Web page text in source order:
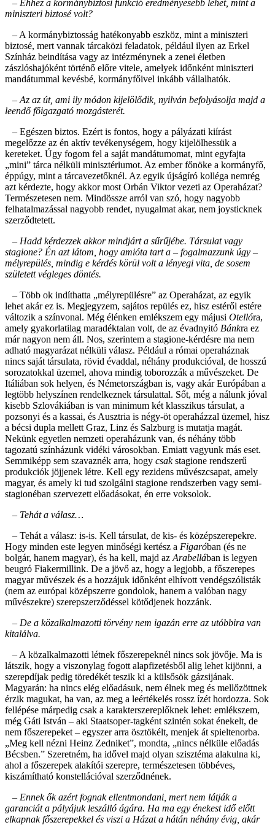
– Ehhez a kormánybiztosi funkció eredményesebb lehet, mint a
miniszteri biztosé volt?
– A kormánybiztosság hatékonyabb eszköz, mint a miniszteri
biztosé, mert vannak tárcaközi feladatok, például ilyen az Erkel
Színház beindítása vagy az intézménynek a zenei életben
zászlóshajóként történő előre vitele, amelyek időnként miniszteri
mandátummal kevésbé, kormányfőivel inkább vállalhatók.
– Az az út, ami ily módon kijelölődik, nyilván befolyásolja majd a
leendő főigazgató mozgásterét.
– Egészen biztos. Ezért is fontos, hogy a pályázati kiírást
megelőzze az én aktív tevékenységem, hogy kijelölhessük a
kereteket. Úgy fogom fel a saját mandátumomat, mint egyfajta
„mini” tárca nélküli minisztériumot. Az ember főnöke a kormányfő,
éppúgy, mint a tárcavezetőknél. Az egyik újságíró kolléga nemrég
azt kérdezte, hogy akkor most Orbán Viktor vezeti az Operaházat?
Természetesen nem. Mindössze arról van szó, hogy nagyobb
felhatalmazással nagyobb rendet, nyugalmat akar, nem joysticknek
szerződtetett.
– Hadd kérdezzek akkor mindjárt a sűrűjébe. Társulat vagy
stagione? Én azt látom, hogy amióta tart a – fogalmazzunk úgy –
mélyrepülés, mindig e kérdés körül volt a lényegi vita, de sosem
született végleges döntés.
– Több ok indíthatta „mélyrepülésre” az Operaházat, az egyik
lehet akár ez is. Megjegyzem, sajátos repülés ez, hisz estéről estére
változik a színvonal. Még élénken emlékszem egy májusi Otellóra,
amely gyakorlatilag maradéktalan volt, de az évadnyitó Bánkra ez
már nagyon nem áll. Nos, szerintem a stagione-kérdésre ma nem
adható magyarázat nélküli válasz. Például a római operaháznak
nincs saját társulata, rövid évaddal, néhány produkcióval, de hosszú
sorozatokkal üzemel, ahova mindig toborozzák a művészeket. De
Itáliában sok helyen, és Németországban is, vagy akár Európában a
legtöbb helyszínen rendelkeznek társulattal. Sőt, még a nálunk jóval
kisebb Szlovákiában is van minimum két klasszikus társulat, a
pozsonyi és a kassai, és Ausztria is négy-öt operaházzal üzemel, hisz
a bécsi dupla mellett Graz, Linz és Salzburg is mutatja magát.
Nekünk egyetlen nemzeti operaházunk van, és néhány több
tagozatú színházunk vidéki városokban. Emiatt vagyunk más eset.
Semmiképp sem szavaznék arra, hogy csakstagione rendszerű
produkciók jöjjenek létre. Kell egy rezidens művészcsapat, amely
magyar, és amely ki tud szolgálni stagione rendszerben vagy semi-
stagionéban szervezett előadásokat, én erre voksolok.
– Tehát a válasz…
– Tehát a válasz: is-is. Kell társulat, de kis- és középszerepekre.
Hogy minden este legyen minőségi kertész a Figaróban (és ne
bolgár, hanem magyar), és ha kell, majd azArabellában is legyen
beugró Fiakermillink. De a jövő az, hogy a legjobb, a főszerepes
magyar művészek és a hozzájuk időnként elhívott vendégszólisták
(nem az európai középszerre gondolok, hanem a valóban nagy
művészekre) szerepszerződéssel kötődjenek hozzánk.
– De a közalkalmazotti törvény nem igazán erre az utóbbira van
kitalálva.
– A közalkalmazotti létnek főszerepeknél nincs sok jövője. Ma is
látszik, hogy a viszonylag fogott alapfizetésből alig lehet kijönni, a
szerepdíjak pedig töredékét teszik ki a külsősök gázsijának.
Magyarán: ha nincs elég előadásuk, nem élnek meg és mellőzöttnek
érzik magukat, ha van, az meg a leértékelés rossz ízét hordozza. Sok
fellépése márpedig csak a karakterszereplőknek lehet: emlékszem,
még Gáti István – aki Staatsoper-tagként szintén sokat énekelt, de
nem főszerepeket – egyszer arra ösztökélt, menjek át spieltenorba.
„Meg kell nézni Heinz Zedniket”, mondta, „nincs nélküle előadás
Bécsben.” Szeretném, ha idővel majd olyan szisztéma alakulna ki,
ahol a főszerepek alakítói szerepre, természetesen többéves,
kiszámítható konstellációval szerződnének.
– Ennek ők azért fognak ellentmondani, mert nem látják a
garanciát a pályájuk leszálló ágára. Ha ma egy énekest idő előtt
elkapnak főszerepekkel és viszi a Házat a hátán néhány évig, akár